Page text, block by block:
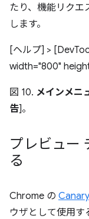
たり、機能リクエ
します。
[ヘルプ] >
width="800"
図 10. メインメニ
告]。
プレビュー
る
Chrome の Canary
ウザとして使用